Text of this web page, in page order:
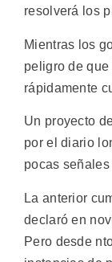
resolverá los
Mientras los
peligro de
rápidamente
Un proyecto
por el diario
pocas
La anterior
declaró en
Pero desde